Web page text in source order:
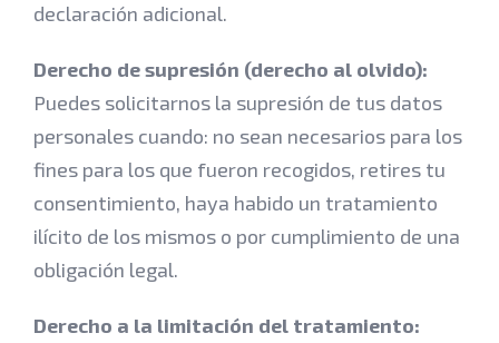
declaración adicional.
Derecho de supresión (derecho al olvido):
Puedes solicitarnos la supresión de tus datos
personales cuando: no sean necesarios para los
fines para los que fueron recogidos, retires tu
consentimiento, haya habido un tratamiento
ilícito de los mismos o por cumplimiento de una
obligación legal.
Derecho a la limitación del tratamiento: